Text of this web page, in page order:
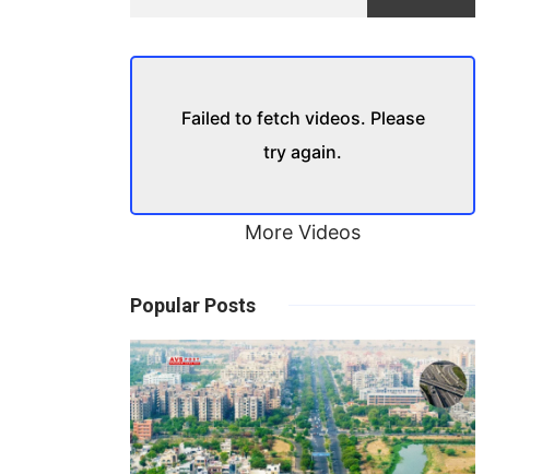
Failed to fetch videos. Please
try again.
More Videos
Popular Posts